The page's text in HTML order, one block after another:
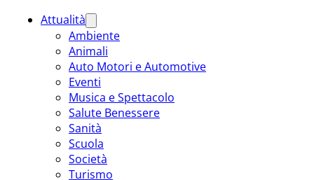
Attualità
Ambiente
Animali
Auto Motori e Automotive
Eventi
Musica e Spettacolo
Salute Benessere
Sanità
Scuola
Società
Turismo